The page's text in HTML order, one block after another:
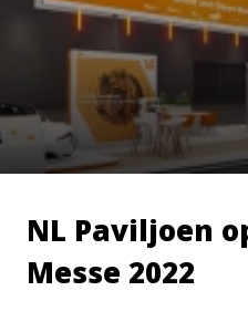
NL Paviljoen
Messe 2022